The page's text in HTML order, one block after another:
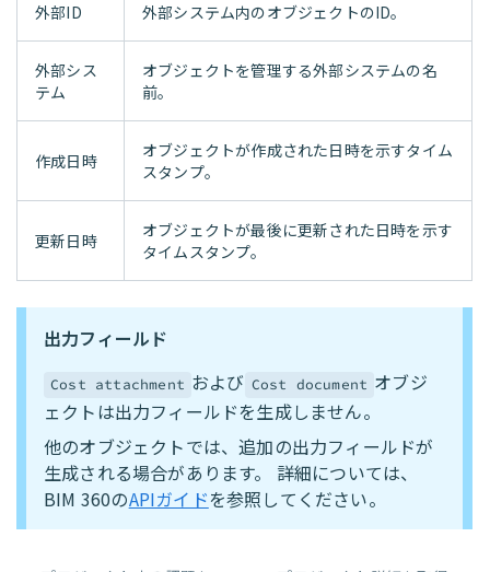
外部ID 外部システム内のオブジェクトのID。
外部シス
テム
オブジェクトを管理する外部システムの名
前。
作成日時
オブジェクトが作成された日時を示すタイム
スタンプ。
更新日時
オブジェクトが最後に更新された日時を示す
タイムスタンプ。
出力フィールド
Cost attachment および Cost document オブジ
ェクトは出力フィールドを生成しません。
他のオブジェクトでは、追加の出力フィールドが
生成される場合があります。 詳細については、
BIM 360のAPIガイドを参照してください。